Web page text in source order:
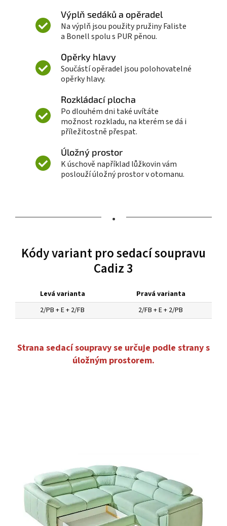
Výplň sedáků a opěradel
Na výplň jsou použity pružiny Faliste
a Bonell spolu s PUR pěnou.
Opěrky hlavy
Součástí opěradel jsou polohovatelné
opěrky hlavy.
Rozkládací plocha
Po dlouhém dni také uvítáte
možnost rozkladu, na kterém se dá i
příležitostně přespat.
Úložný prostor
K úschově například lůžkovin vám
poslouží úložný prostor v otomanu.
•
Kódy variant pro sedací soupravu
Cadiz 3
Levá varianta
Pravá varianta
2/PB + E + 2/FB
2/FB + E + 2/PB
Strana sedací soupravy se určuje podle strany s
úložným prostorem.